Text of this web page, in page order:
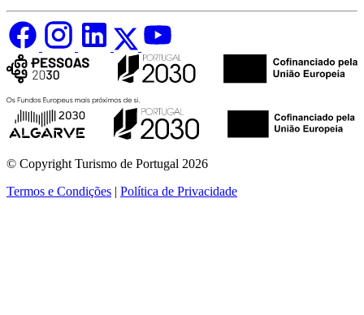
© Copyright Turismo de Portugal 2026
Termos e Condições | Política de Privacidade